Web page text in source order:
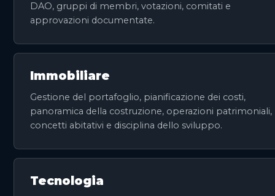
DAO, gruppi di membri, votazioni, comitati e
approvazioni documentate.
Immobiliare
Gestione del portafoglio, pianificazione dei costi,
panoramica della costruzione, operazioni patrimoniali,
concetti abitativi e disciplina dello sviluppo.
Tecnologia